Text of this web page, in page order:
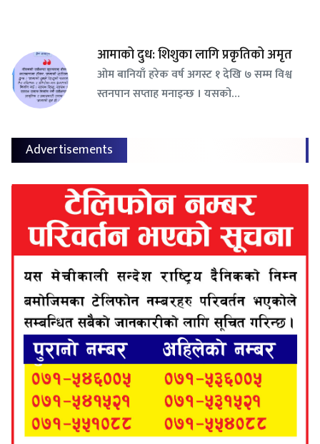
आमाको दुध: शिशुका लागि प्रकृतिको अमृत
ओम बानियाँ हरेक वर्ष अगस्ट १ देखि ७ सम्म विश्व
स्तनपान सप्ताह मनाइन्छ । यसको…
Advertisements